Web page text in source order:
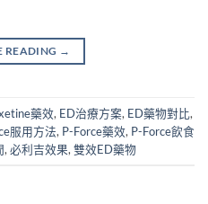
READING →
藥效, ED治療方案, ED藥物對比,
服用方法, P-Force藥效, P-Force飲食
, 必利吉效果, 雙效ED藥物